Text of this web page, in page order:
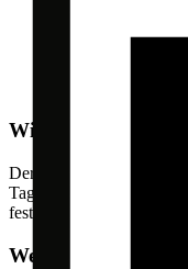
Wie lange ist der
Der Swiss Travel Pass
Tage erhältlich und ab
festlegst.
Wer kann den